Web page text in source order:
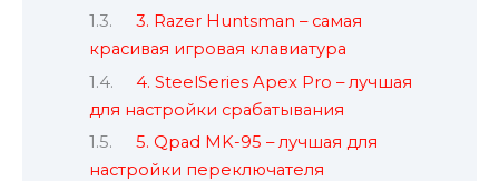
3. Razer Huntsman – самая
красивая игровая клавиатура
4. SteelSeries Apex Pro – лучшая
для настройки срабатывания
5. Qpad MK-95 – лучшая для
настройки переключателя